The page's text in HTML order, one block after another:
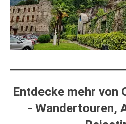
Entdecke mehr von
- Wandertouren,